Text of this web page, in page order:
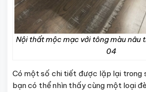
Nội thất mộc mạc với tông màu nâu
04
Có một số chi tiết được lặp lại trong
bạn có thể nhìn thấy cùng một loại